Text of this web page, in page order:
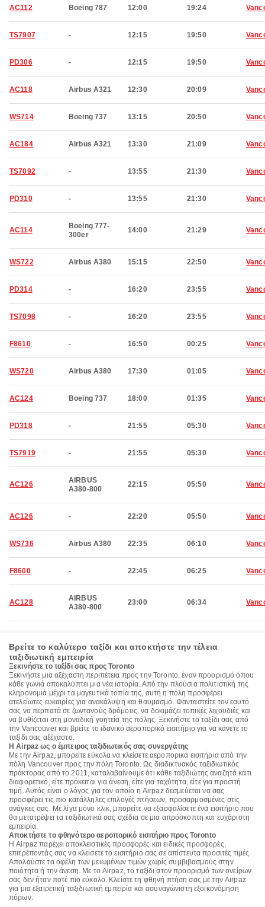
AC112 Boeing 787 12:00 19:24
TS7907 - 12:15 19:50
PD306 - 12:15 19:50
AC118 Airbus A321 12:30 20:09
WS714 Boeing 737 13:15 20:50
AC184 Airbus A321 13:30 21:09
TS7092 - 13:55 21:30
PD310 - 13:55 21:30
AC114
Boeing 777-
300er
14:00 21:29
WS722 Airbus A380 15:15 22:50
PD314 - 16:20 23:55
TS7098 - 16:20 23:55
F8610 - 16:50 00:25
WS720 Airbus A380 17:30 01:05
AC124 Boeing 737 18:00 01:35
PD318 - 21:55 05:30
TS7919 - 21:55 05:30
AC126
AIRBUS
A380-800
22:15 05:50
AC126 - 22:20 05:50
WS736 Airbus A380 22:35 06:10
F8600 - 22:45 06:25
AC128
AIRBUS
A380-800
23:00 06:34
Βρείτε το καλύτερο ταξίδι και αποκτήστε την τέλεια
ταξιδιωτική εμπειρία
Ξεκινήστε το ταξίδι σας προς Toronto
Ξεκινήστε μια αξέχαστη περιπέτεια προς την Toronto, έναν προορισμό όπου
κάθε γωνιά αποκαλύπτει μια νέα ιστορία. Από την πλούσια πολιτιστική της
κληρονομιά μέχρι τα μαγευτικά τοπία της, αυτή η πόλη προσφέρει
ατελείωτες ευκαιρίες για ανακάλυψη και θαυμασμό. Φανταστείτε τον εαυτό
σας να περπατά σε ζωντανούς δρόμους, να δοκιμάζει τοπικές λιχουδιές και
να βυθίζεται στη μοναδική γοητεία της πόλης. Ξεκινήστε το ταξίδι σας από
την Vancouver και βρείτε το ιδανικό αεροπορικό εισιτήριο για να κάνετε το
ταξίδι σας αξέχαστο.
Η Airpaz ως ο έμπειρος ταξιδιωτικός σας συνεργάτης
Με την Airpaz, μπορείτε εύκολα να κλείσετε αεροπορικά εισιτήρια από την
πόλη Vancouver προς την πόλη Toronto. Ως διαδικτυακός ταξιδιωτικός
πράκτορας από το 2011, καταλαβαίνουμε ότι κάθε ταξιδιώτης αναζητά κάτι
διαφορετικό, είτε πρόκειται για άνεση, είτε για ταχύτητα, είτε για προσιτή
τιμή. Αυτός είναι ο λόγος για τον οποίο η Airpaz δεσμεύεται να σας
προσφέρει τις πιο κατάλληλες επιλογές πτήσεων, προσαρμοσμένες στις
ανάγκες σας. Με λίγα μόνο κλικ, μπορείτε να εξασφαλίσετε ένα εισιτήριο που
θα μετατρέψει τα ταξιδιωτικά σας σχέδια σε μια απρόσκοπτη και ευχάριστη
εμπειρία.
Αποκτήστε το φθηνότερο αεροπορικό εισιτήριο προς Toronto
Η Airpaz παρέχει αποκλειστικές προσφορές και ειδικές προσφορές,
επιτρέποντάς σας να κλείσετε το εισιτήριό σας σε απίστευτα προσιτές τιμές.
Απολαύστε τα οφέλη των μειωμένων τιμών χωρίς συμβιβασμούς στην
ποιότητα ή την άνεση. Με το Airpaz, το ταξίδι στον προορισμό των ονείρων
σας δεν ήταν ποτέ πιο εύκολο. Κλείστε τη φθηνή πτήση σας με την Airpaz
για μια εξαιρετική ταξιδιωτική εμπειρία και ασυναγώνιστη εξοικονόμηση
πόρων.